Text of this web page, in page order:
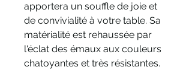
apportera un souffle de joie et
de convivialité à votre table. Sa
matérialité est rehaussée par
l'éclat des émaux aux couleurs
chatoyantes et très résistantes.